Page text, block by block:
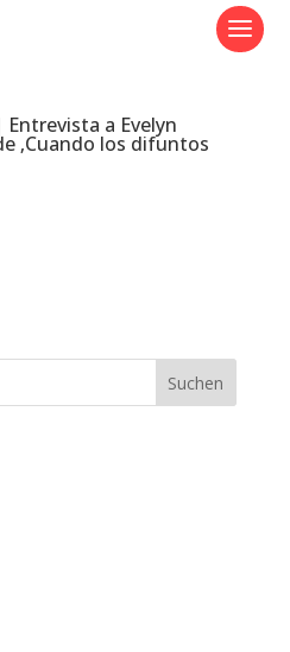
a Evelyn
‚Cuando los difuntos